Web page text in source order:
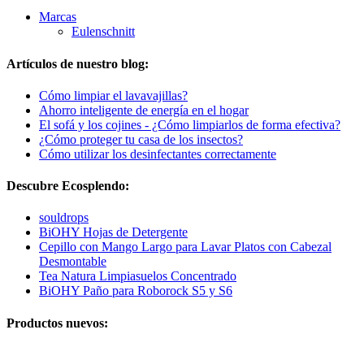
Marcas
Eulenschnitt
Artículos de nuestro blog:
Cómo limpiar el lavavajillas?
Ahorro inteligente de energía en el hogar
El sofá y los cojines - ¿Cómo limpiarlos de forma efectiva?
¿Cómo proteger tu casa de los insectos?
Cómo utilizar los desinfectantes correctamente
Descubre Ecosplendo:
souldrops
BiOHY Hojas de Detergente
Cepillo con Mango Largo para Lavar Platos con Cabezal
Desmontable
Tea Natura Limpiasuelos Concentrado
BiOHY Paño para Roborock S5 y S6
Productos nuevos: